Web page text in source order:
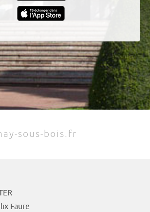
sous-bois.fr
Faure